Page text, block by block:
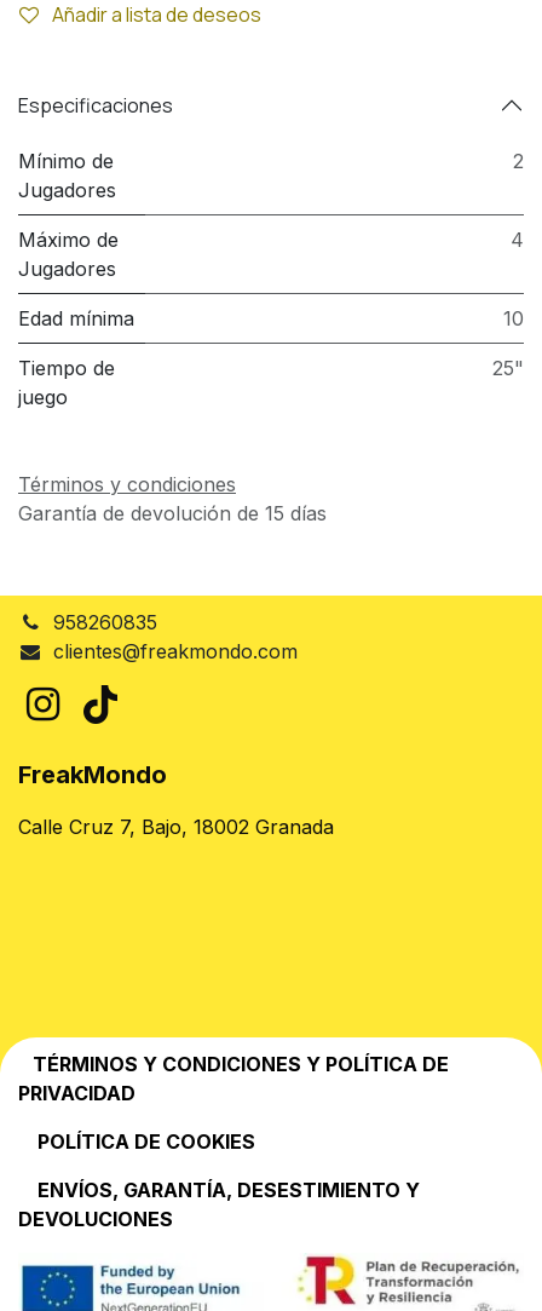
Añadir a lista de deseos
Especificaciones
Mínimo de
Jugadores
2
Máximo de
Jugadores
4
Edad mínima 10
Tiempo de
juego
25"
Términos y condiciones
Garantía de devolución de 15 días
958260835
clientes@freakmondo.com
FreakMondo
Calle Cruz 7, Bajo, 18002 Granada
TÉRMINOS Y CONDICIONES Y POLÍTICA DE
PRIVACIDAD
POLÍTICA DE COOKIES
EN​VÍOS, GARANTÍA, DESESTIMIENTO Y
DEVOLUCIONES